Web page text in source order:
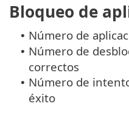
Bloqueo de
• Número de
• Número de
correctos
• Número de
éxito